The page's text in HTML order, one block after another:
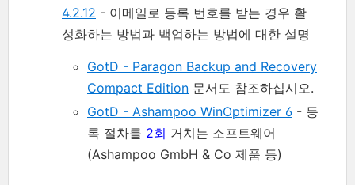
4.2.12 - 이메일로 등록 번호를 받는 경우 활
성화하는 방법과 백업하는 방법에 대한 설명
GotD - Paragon Backup and Recovery
Compact Edition 문서도 참조하십시오.
GotD - Ashampoo WinOptimizer 6 - 등
록 절차를 2회 거치는 소프트웨어
(Ashampoo GmbH & Co 제품 등)